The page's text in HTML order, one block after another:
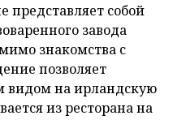
представляет собой
завода
знакомства с
позволяет
видом на ирландскую
из ресторана на